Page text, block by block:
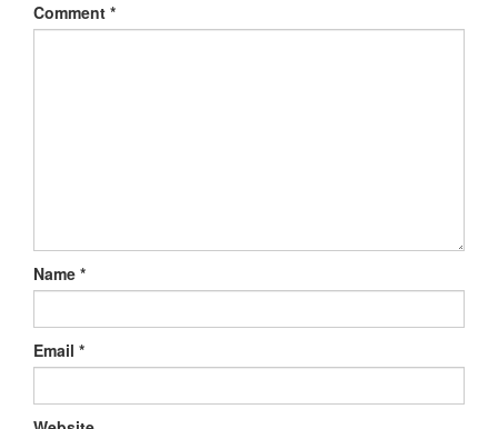
Comment *
Name *
Email *